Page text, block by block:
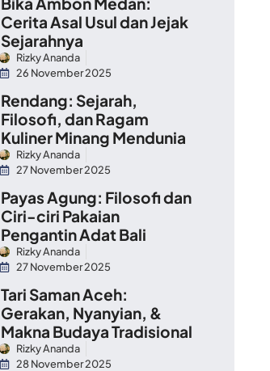
Cerita Asal Usul dan Jejak
Sejarahnya
Rizky Ananda
26 November 2025
Rendang: Sejarah,
Filosofi, dan Ragam
Kuliner Minang Mendunia
Rizky Ananda
27 November 2025
Payas Agung: Filosofi dan
Ciri-ciri Pakaian
Pengantin Adat Bali
Rizky Ananda
27 November 2025
Tari Saman Aceh:
Gerakan, Nyanyian, &
Makna Budaya Tradisional
Rizky Ananda
28 November 2025